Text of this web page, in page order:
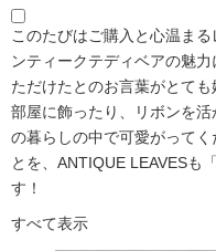
このたびはご購入と心温ま
ンティークテディベアの魅
ただけたとのお言葉がとて
部屋に飾ったり、リボンを
の暮らしの中で可愛がって
とを、ANTIQUE LEAVESも
す！
すべて表示